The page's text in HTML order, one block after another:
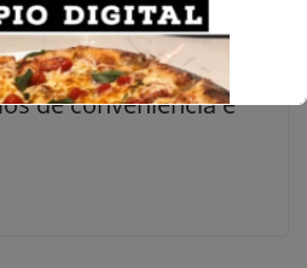
ganham
grandes cidades e se
de conveniência e